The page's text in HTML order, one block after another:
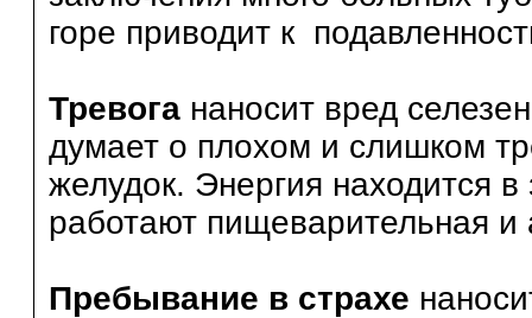
горе приводит к
Тревога наносит вред
думает о плохом и слишком
желудок. Энергия находится
работают пищеварительная
Пребывание в страхе